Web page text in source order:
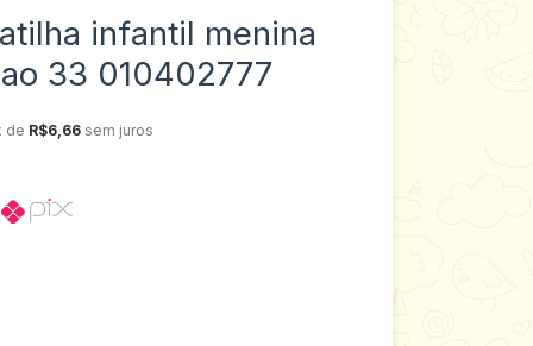
infantil menina
33 010402777
de R$6,66 sem juros